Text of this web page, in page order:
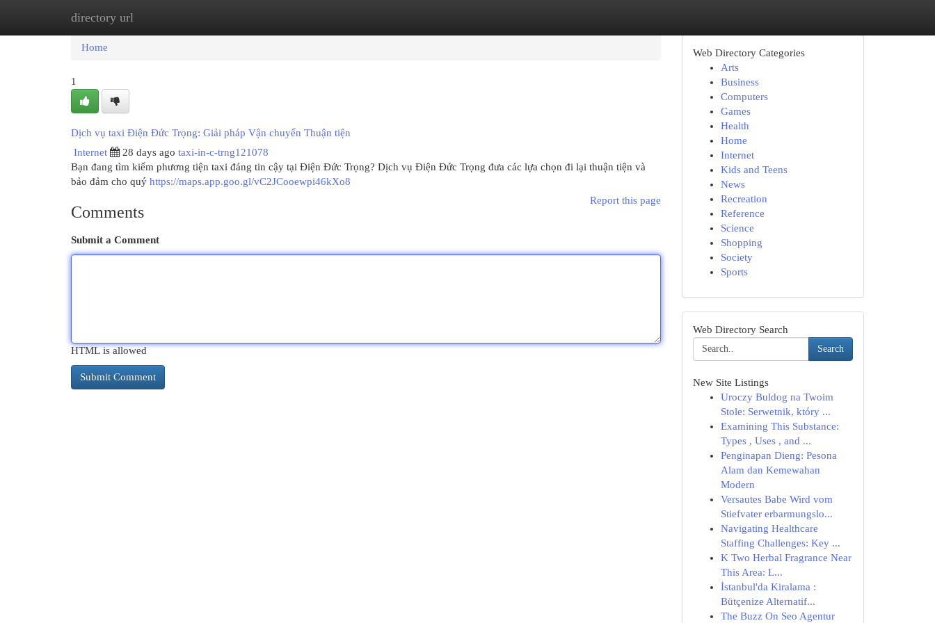
directory url
Home
Home
1
Dịch vụ taxi Điện Đức Trọng: Giải pháp Vận chuyển Thuận tiện
Internet
28 days ago taxi-in-c-trng121078
Bạn đang tìm kiếm phương tiện taxi đáng tin cậy tại Điện Đức Trọng? Dịch vụ Điện Đức Trọng đưa các lựa chọn đi lại thuận tiện và
bảo đảm cho quý https://maps.app.goo.gl/vC2JCooewpi46kXo8
Report this page
Comments
Submit a Comment
HTML is allowed
Web Directory Categories
Arts
Business
Computers
Games
Health
Home
Internet
Kids and Teens
News
Recreation
Reference
Science
Shopping
Society
Sports
Web Directory Search
Search
New Site Listings
Uroczy Buldog na Twoim
Stole: Serwetnik, który ...
Examining This Substance:
Types , Uses , and ...
Penginapan Dieng: Pesona
Alam dan Kemewahan
Modern
Versautes Babe Wird vom
Stiefvater erbarmungslo...
Navigating Healthcare
Staffing Challenges: Key ...
K Two Herbal Fragrance Near
This Area: L...
İstanbul'da Kiralama :
Bütçenize Alternatif...
The Buzz On Seo Agentur